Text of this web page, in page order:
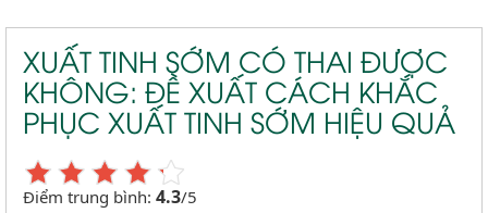
XUẤT TINH SỚM CÓ THAI ĐƯỢC
KHÔNG: ĐỀ XUẤT CÁCH KHẮC
PHỤC XUẤT TINH SỚM HIỆU QUẢ
Điểm trung bình: 4.3/5